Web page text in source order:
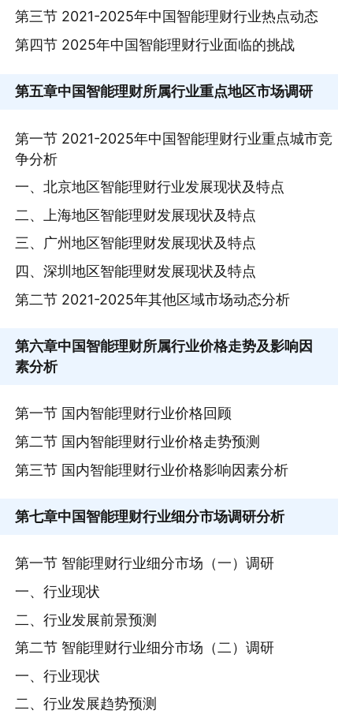
第三节 2021-2025年中国智能理财行业热点动态
第四节 2025年中国智能理财行业面临的挑战
第五章中国智能理财所属行业重点地区市场调研
第一节 2021-2025年中国智能理财行业重点城市竞
争分析
一、北京地区智能理财行业发展现状及特点
二、上海地区智能理财发展现状及特点
三、广州地区智能理财发展现状及特点
四、深圳地区智能理财发展现状及特点
第二节 2021-2025年其他区域市场动态分析
第六章中国智能理财所属行业价格走势及影响因
素分析
第一节 国内智能理财行业价格回顾
第二节 国内智能理财行业价格走势预测
第三节 国内智能理财行业价格影响因素分析
第七章中国智能理财行业细分市场调研分析
第一节 智能理财行业细分市场（一）调研
一、行业现状
二、行业发展前景预测
第二节 智能理财行业细分市场（二）调研
一、行业现状
二、行业发展趋势预测